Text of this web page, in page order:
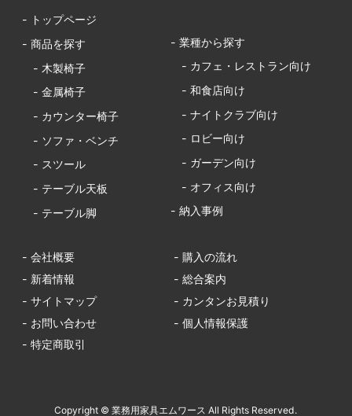
- トップページ
- 商品を探す
- 木製椅子
- 金属椅子
- カウンター椅子
- ソファ・ベンチ
- スツール
- テーブル天板
- テーブル脚
- 業種から探す
- カフェ・レストラン向け
- 和食店向け
- ナイトクラブ向け
- ロビー向け
- ガーデン向け
- オフィス向け
- 納入事例
- 会社概要
- 購入の流れ
- 新着情報
- 総合案内
- サイトマップ
- カンタンお見積り
- お問い合わせ
- 個人情報保護
- 特定商取引
Copyright © 業務用家具エムワース All Rights Reserved.